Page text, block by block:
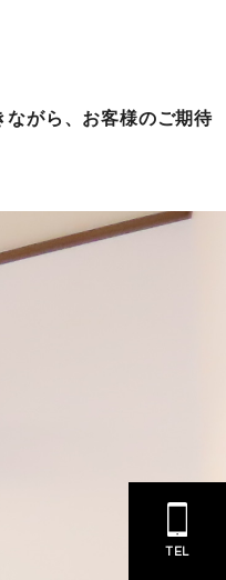
TEL
がら、お客様のご期待